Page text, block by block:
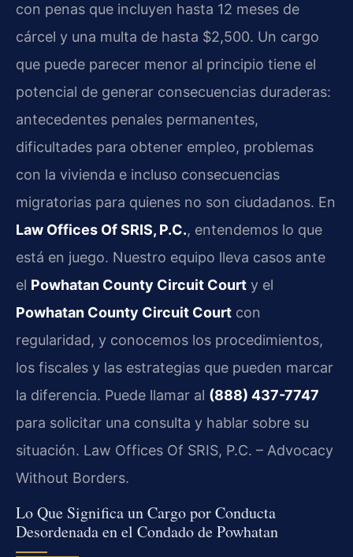
con penas que incluyen hasta 12 meses de
cárcel y una multa de hasta $2,500. Un cargo
que puede parecer menor al principio tiene el
potencial de generar consecuencias duraderas:
antecedentes penales permanentes,
dificultades para obtener empleo, problemas
con la vivienda e incluso consecuencias
migratorias para quienes no son ciudadanos. En
Law Offices Of SRIS, P.C., entendemos lo que
está en juego. Nuestro equipo lleva casos ante
el Powhatan County Circuit Court y el
Powhatan County Circuit Court con
regularidad, y conocemos los procedimientos,
los fiscales y las estrategias que pueden marcar
la diferencia. Puede llamar al (888) 437-7747
para solicitar una consulta y hablar sobre su
situación. Law Offices Of SRIS, P.C. – Advocacy
Without Borders.
Lo Que Significa un Cargo por Conducta
Desordenada en el Condado de Powhatan